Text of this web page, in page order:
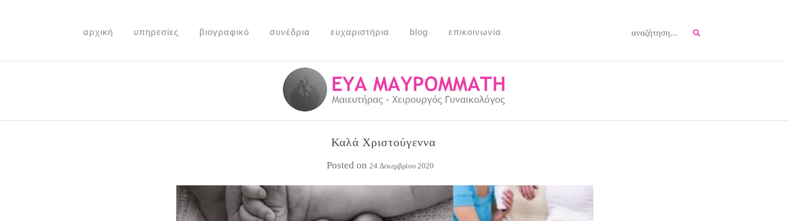
αρχική υπηρεσίες βιογραφικό συνέδρια ευχαριστήρια blog επικοινωνία
Καλά Χριστούγεννα
Posted on24 Δεκεμβρίου 2020